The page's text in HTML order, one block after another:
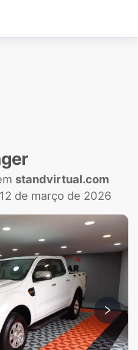
standvirtual.com
de março de 2026